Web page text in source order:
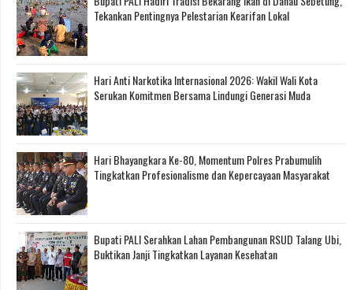
Tekankan Pentingnya Pelestarian Kearifan Lokal
Hari Anti Narkotika Internasional 2026: Wakil Wali Kota
Serukan Komitmen Bersama Lindungi Generasi Muda
Hari Bhayangkara Ke-80, Momentum Polres Prabumulih
Tingkatkan Profesionalisme dan Kepercayaan Masyarakat
Bupati PALI Serahkan Lahan Pembangunan RSUD Talang Ubi,
Buktikan Janji Tingkatkan Layanan Kesehatan